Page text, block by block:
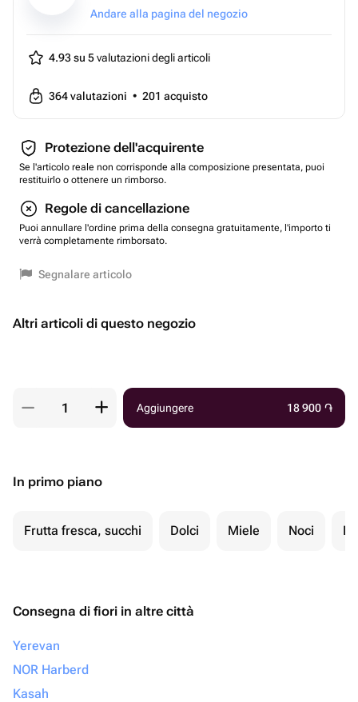
Andare alla pagina del negozio
4.93 su 5valutazioni degli articoli
364valutazioni • 201 acquisto
Protezione dell'acquirente
Se l'articolo reale non corrisponde alla composizione presentata, puoi
restituirlo o ottenere un rimborso.
Regole di cancellazione
Puoi annullare l'ordine prima della consegna gratuitamente, l'importo ti
verrà completamente rimborsato.
Segnalare articolo
Altri articoli di questo negozio
Aggiungere 18 900 ֏
In primo piano
Frutta fresca, succhi Dolci Miele Noci
Consegna di fiori in altre città
Yerevan
NOR Harberd
Kasah